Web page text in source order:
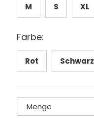
M S XL
Farbe:
Rot Schwarz
Menge